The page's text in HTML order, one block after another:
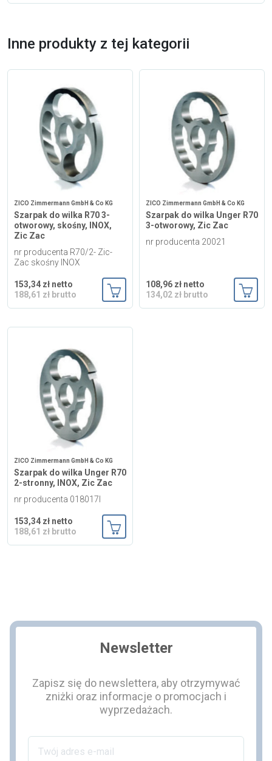
Inne produkty z tej kategorii
ZICO Zimmermann GmbH & Co KG
Szarpak do wilka R70 3-
otworowy, skośny, INOX,
Zic Zac
nr producenta R70/2- Zic-
Zac skośny INOX
153,34 zł netto
188,61 zł brutto
Dodaj do koszyka
ZICO Zimmermann GmbH & Co KG
Szarpak do wilka Unger R70
3-otworowy, Zic Zac
nr producenta 20021
108,96 zł netto
134,02 zł brutto
ZICO Zimmermann GmbH & Co KG
Szarpak do wilka Unger R70
2-stronny, INOX, Zic Zac
nr producenta 018017I
153,34 zł netto
188,61 zł brutto
Dodaj do koszyka
Newsletter
Zapisz się do newslettera, aby otrzymywać
zniżki oraz informacje o promocjach i
wyprzedażach.